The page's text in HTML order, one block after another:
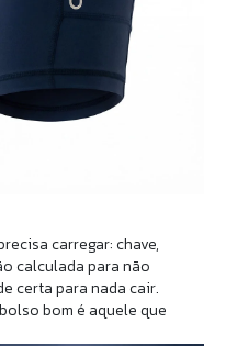
carregar: chave,
calculada para não
certa para nada cair.
bom é aquele que